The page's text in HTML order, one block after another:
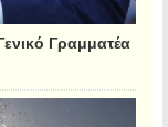
Γραμματέα